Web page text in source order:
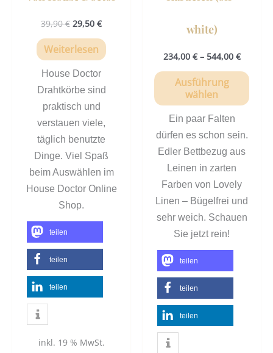
39,90€ 29,50 €
Weiterlesen
House Doctor
Drahtkörbe sind
praktisch und
verstauen viele,
täglich benutzte
Dinge. Viel Spaß
beim Auswählen im
House Doctor Online
Shop.
teilen
teilen
teilen
inkl. 19 % MwSt.
white)
234,00 €– 544,00 €
Ausführung
wählen
Ein paar Falten
dürfen es schon sein.
Edler Bettbezug aus
Leinen in zarten
Farben von Lovely
Linen – Bügelfrei und
sehr weich. Schauen
Sie jetzt rein!
teilen
teilen
teilen